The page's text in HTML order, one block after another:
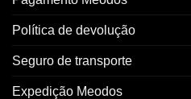
Política de devolução
Seguro de transporte
Expedição Meodos